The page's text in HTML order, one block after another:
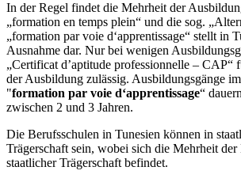
In der Regel findet die Mehrheit der
„formation en temps plein“ und die sog.
„formation par voie d‘apprentissage“ stellt in
Ausnahme dar. Nur bei wenigen
„Certificat d’aptitude professionnelle – CAP“
der Ausbildung zulässig. Ausbildungsgänge
"formation par voie d‘apprentissage“
zwischen 2 und 3 Jahren.
Die Berufsschulen in Tunesien können in
Trägerschaft sein, wobei sich die Mehrheit
staatlicher Trägerschaft befindet.